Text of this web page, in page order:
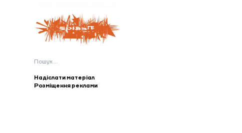
Пошук:
Надіслати матеріал
Розміщення реклами